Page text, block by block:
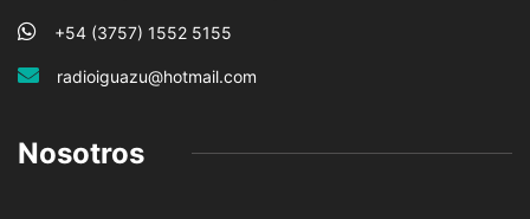
+54 (3757) 1552 5155
radioiguazu@hotmail.com
Nosotros